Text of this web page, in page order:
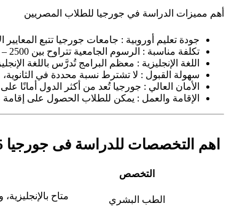
أهم مميزات الدراسة في جورجيا للطلاب المصريين
جودة تعليم أوروبية : جامعات جورجيا تتبع
تكلفة مناسبة : الرسوم الجامعية تتراوح بين 2500 – 5000 دولار سنويًا حسب الجامعة والتخصص.
اللغة الإنجليزية : معظم البرامج تُدرَّس باللغة
سهولة القبول : لا تشترط نسبة محددة في
الأمان العالي : جورجيا تُعد من أكثر الدول أمانًا
الإقامة والعمل : يمكن للطلاب الحصول على
اهم التخصصات للدراسة فى جورجيا 2025-2026
التخصص
الطب البشري
متاح